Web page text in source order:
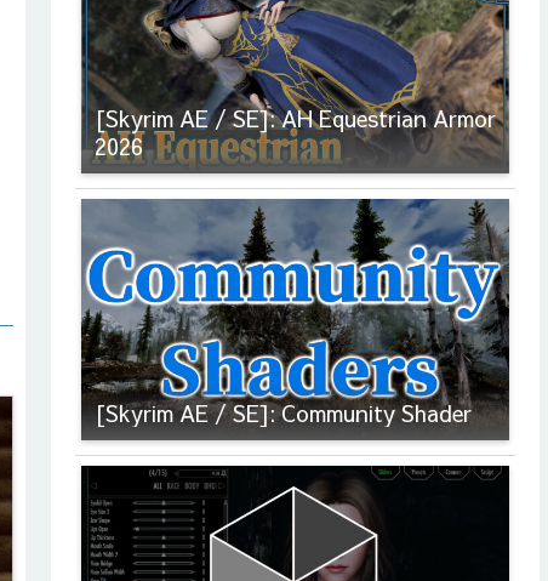
[Skyrim AE / SE]: AH Equestrian Armor
2026
[Skyrim AE / SE]: Community Shader